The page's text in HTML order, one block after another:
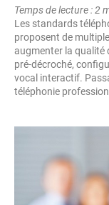
Temps de lecture : 2
Les standards
proposent de
augmenter la qualité
pré-décroché,
vocal interactif.
téléphonie